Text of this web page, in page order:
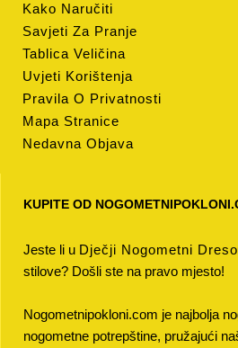
Kako Naručiti
Savjeti Za Pranje
Tablica Veličina
Uvjeti Korištenja
Pravila O Privatnosti
Mapa Stranice
Nedavna Objava
KUPITE OD
Jeste li u Dječji Nogometni
stilove? Došli ste na pravo mjesto!
Nogometnipokloni.com je najbolja
nogometne potrepštine, pružajući